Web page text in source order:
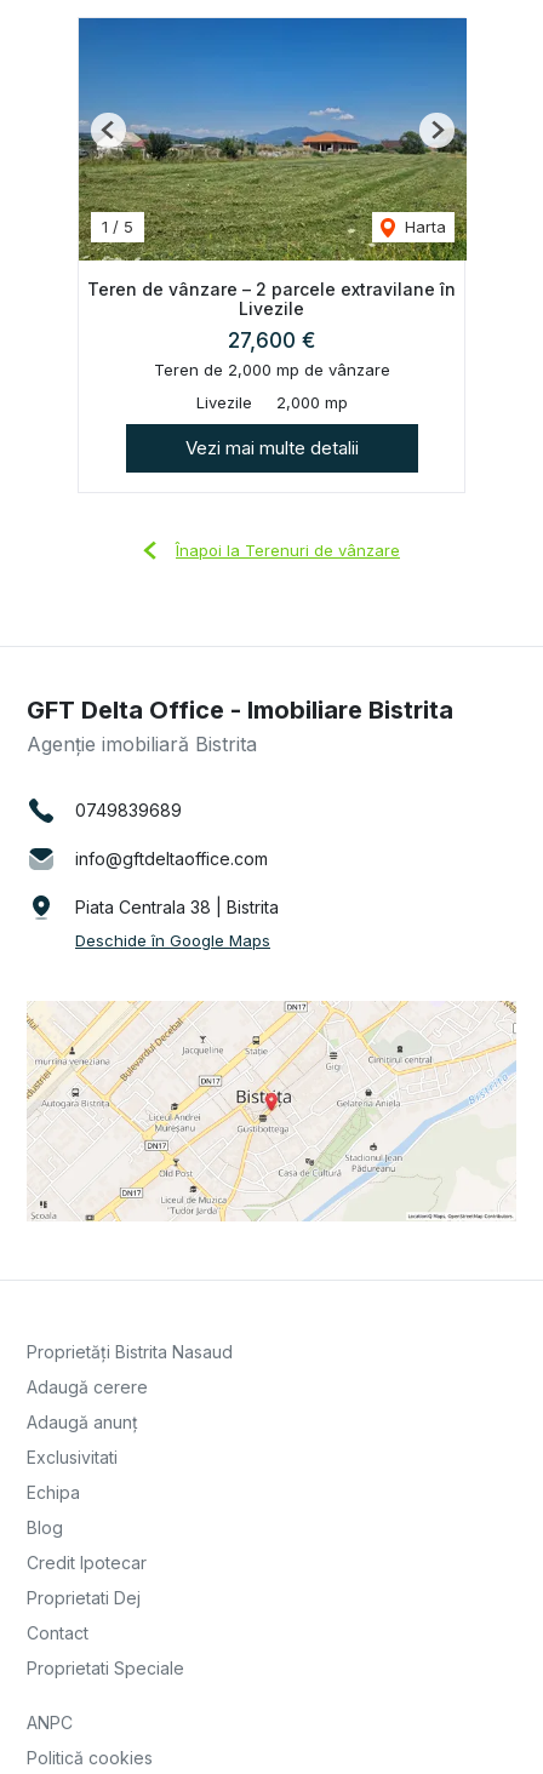
1 / 5 Harta
Previous Next
Teren de vânzare – 2 parcele extravilane în
Livezile
27,600 €
Teren de 2,000 mp de vânzare
Livezile
2,000 mp
Vezi mai multe detalii
Înapoi la Terenuri de vânzare
GFT Delta Office - Imobiliare Bistrita
Agenție imobiliară Bistrita
0749839689
info@gftdeltaoffice.com
Piata Centrala 38 | Bistrita
Deschide în Google Maps
Proprietăți Bistrita Nasaud
Adaugă cerere
Adaugă anunț
Exclusivitati
Echipa
Blog
Credit Ipotecar
Proprietati Dej
Contact
Proprietati Speciale
ANPC
Politică cookies